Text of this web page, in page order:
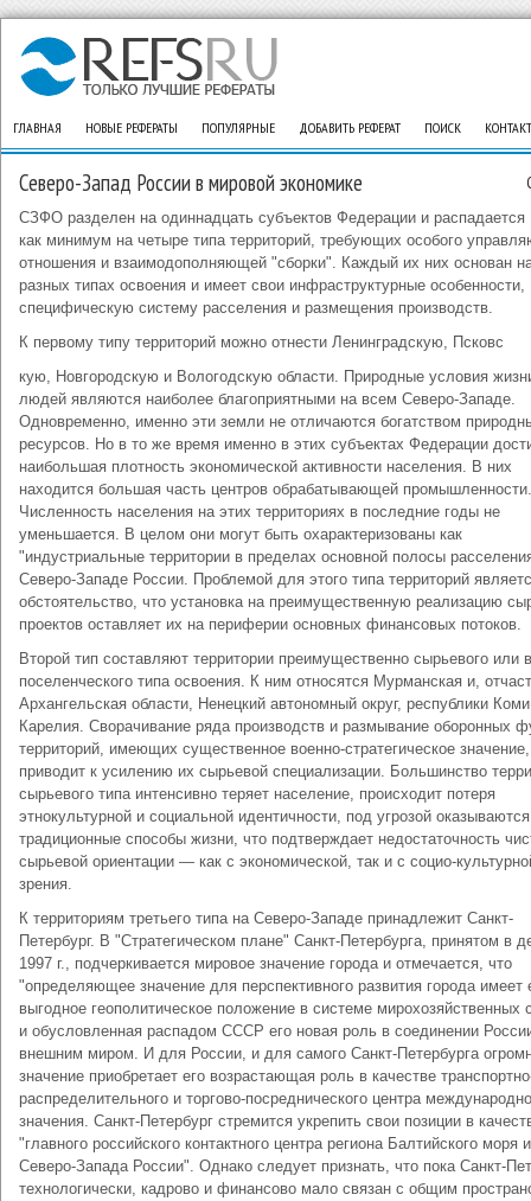
ГЛАВНАЯ НОВЫЕ РЕФЕРАТЫ ПОПУЛЯРНЫЕ ДОБАВИТЬ РЕФЕРАТ ПОИСК
Северо-Запад России в мировой экономике
СЗФО разделен на одиннадцать субъектов Федерации и распадается
как минимум на четыре типа территорий, требующих особого
отношения и взаимодополняющей "сборки". Каждый их них основан
разных типах освоения и имеет свои инфраструктурные особенности,
специфическую систему расселения и размещения производств.
К первому типу территорий можно отнести Ленинградскую, Псковс
кую, Новгородскую и Вологодскую области. Природные условия
людей являются наиболее благоприятными на всем Северо-Западе.
Одновременно, именно эти земли не отличаются богатством
ресурсов. Но в то же время именно в этих субъектах Федерации
наибольшая плотность экономической активности населения. В них
находится большая часть центров обрабатывающей промышленности.
Численность населения на этих территориях в последние годы не
уменьшается. В целом они могут быть охарактеризованы как
"индустриальные территории в пределах основной полосы
Северо-Западе России. Проблемой для этого типа территорий
обстоятельство, что установка на преимущественную реализацию
проектов оставляет их на периферии основных финансовых потоков.
Второй тип составляют территории преимущественно сырьевого или
поселенческого типа освоения. К ним относятся Мурманская и,
Архангельская области, Ненецкий автономный округ, республики
Карелия. Сворачивание ряда производств и размывание оборонных
территорий, имеющих существенное военно-стратегическое значение,
приводит к усилению их сырьевой специализации. Большинство
сырьевого типа интенсивно теряет население, происходит потеря
этнокультурной и социальной идентичности, под угрозой оказываются
традиционные способы жизни, что подтверждает недостаточность
сырьевой ориентации — как с экономической, так и с социо-
зрения.
К территориям третьего типа на Северо-Западе принадлежит Санкт-
Петербург. В "Стратегическом плане" Санкт-Петербурга, принятом в
1997 г., подчеркивается мировое значение города и отмечается, что
"определяющее значение для перспективного развития города имеет
выгодное геополитическое положение в системе мирохозяйственных
и обусловленная распадом СССР его новая роль в соединении
внешним миром. И для России, и для самого Санкт-Петербурга
значение приобретает его возрастающая роль в качестве
распределительного и торгово-посреднического центра
значения. Санкт-Петербург стремится укрепить свои позиции в
"главного российского контактного центра региона Балтийского моря и
Северо-Запада России". Однако следует признать, что пока Санкт-
технологически, кадрово и финансово мало связан с общим